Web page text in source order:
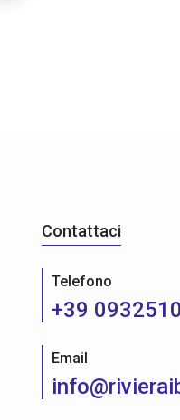
Contattaci
Telefono
+39
Email